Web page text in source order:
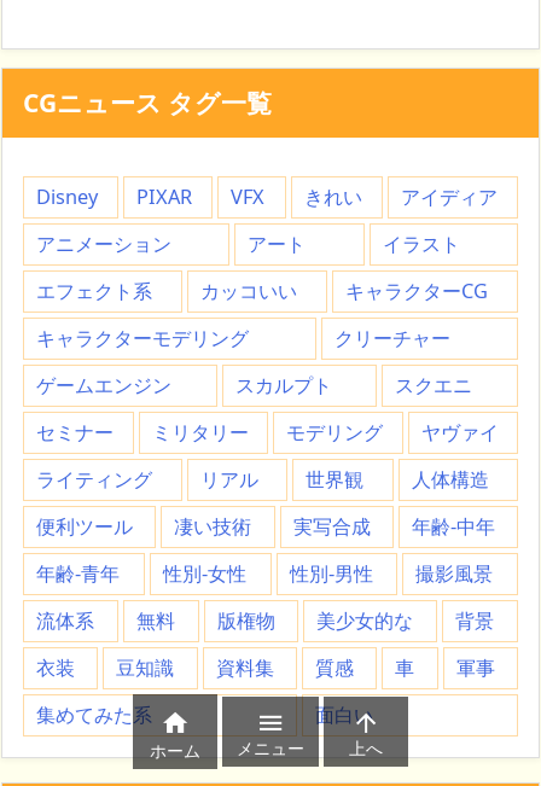
CGニュース タグ一覧
Disney PIXAR VFX きれい
アイディア
アニメーション
アート
イラスト
エフェクト系
カッコいい
キャラクターCG
キャラクターモデリング
クリーチャー
ゲームエンジン
スカルプト
スクエニ
セミナー
ミリタリー モデリング
ヤヴァイ
ライティング
リアル 世界観
人体構造
便利ツール
凄い技術 実写合成
年齢-中年
年齢-青年
性別-女性 性別-男性
撮影風景
流体系
無料 版権物 美少女的な
背景
衣装
豆知識 資料集 質感 車
軍事
集めてみた系
面白い

ホーム

メニュー

上へ